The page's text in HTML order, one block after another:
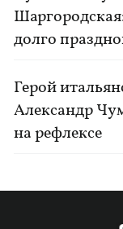
долго
Герой
Александр
на рефлексе